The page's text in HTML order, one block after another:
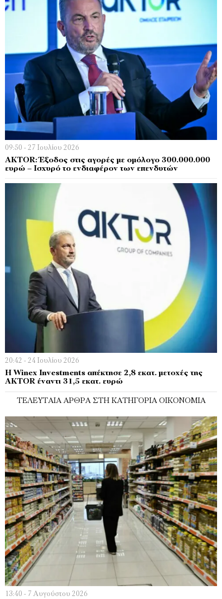
09:50 - 27 Ιουλίου 2026
AKTOR: Έξοδος στις αγορές µε οµόλογο 300.000.000
ευρώ – Ισχυρό το ενδιαφέρον των επενδυτών
20:42 - 24 Ιουλίου 2026
Η Winex Investments απέκτησε 2,8 εκατ. μετοχές της
AKTOR έναντι 31,5 εκατ. ευρώ
ΤΕΛΕΥΤΑΊΑ ΆΡΘΡΑ ΣΤΗ ΚΑΤΗΓΟΡΊΑ ΟΙΚΟΝΟΜΊΑ
13:40 - 7 Αυγούστου 2026